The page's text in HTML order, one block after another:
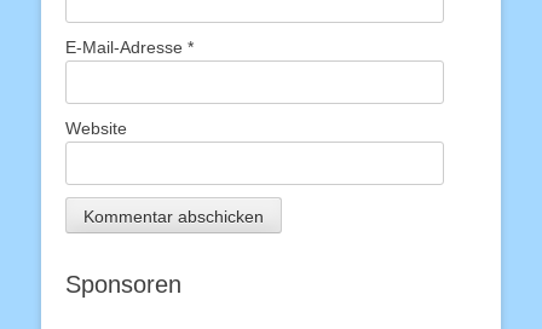
E-Mail-Adresse *
Website
Sponsoren